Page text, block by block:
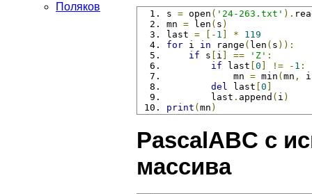
Поляков
s = open ( '24-263.txt' ).
mn = len ( s )
last = [- 1 ] *
119
for i in range ( len ( s )):
if s [ i ] == 'Z' :
if last [0 ] != - 1 :
            mn
= min (mn ,
del
last [0 ]
        last
. append ( i )
print (mn )
PascalABC с
массива